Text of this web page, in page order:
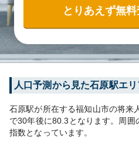
とりあえず無
人口予測から見た石原駅エ
石原駅が所在する福知山市の将来
で30年後に80.3 となります。 周囲
指数となっています。